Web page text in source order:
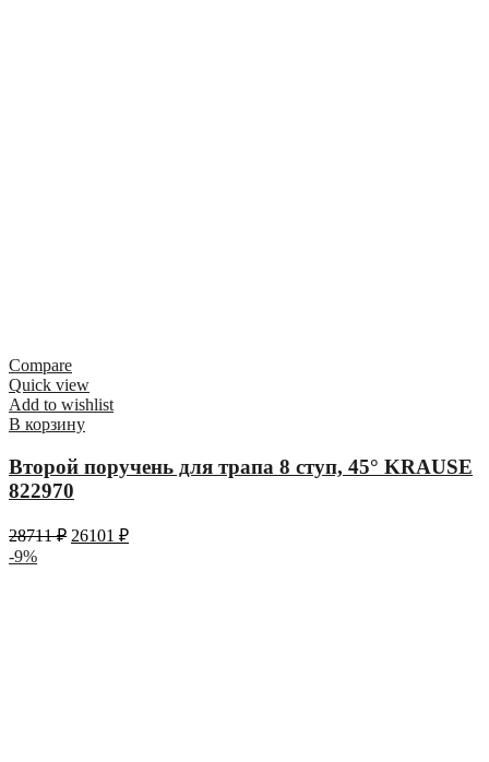
Compare
Quick view
Add to wishlist
В корзину
Второй поручень для трапа 8 ступ, 45° KRAUSE
822970
28711₽ 26101 ₽
-9%